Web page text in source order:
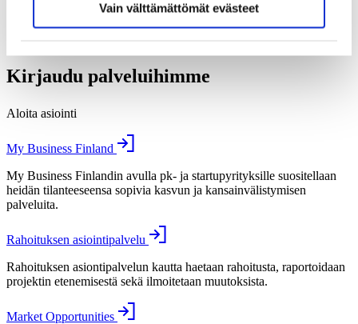
Vain välttämättömät evästeet
Määritelmät
Viestit päättäjille
Kirjaudu palveluihimme
Aloita asiointi
My Business Finland
My Business Finlandin avulla pk- ja startupyrityksille suositellaan
heidän tilanteeseensa sopivia kasvun ja kansainvälistymisen
palveluita.
Rahoituksen asiointipalvelu
Rahoituksen asiontipalvelun kautta haetaan rahoitusta, raportoidaan
projektin etenemisestä sekä ilmoitetaan muutoksista.
Market Opportunities